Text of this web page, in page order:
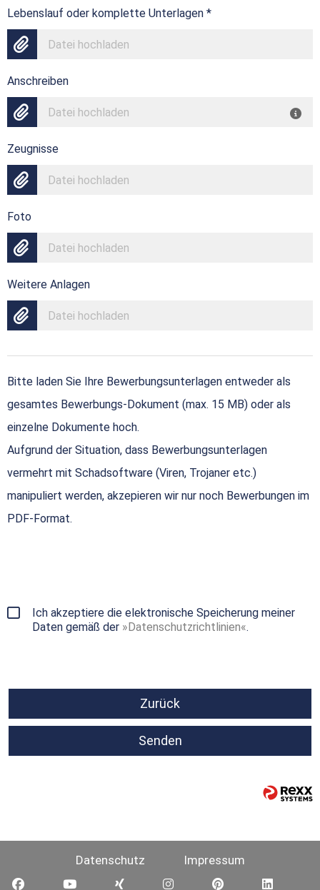
Lebenslauf oder komplette Unterlagen *
Datei hochladen
Anschreiben
Datei hochladen
Zeugnisse
Datei hochladen
Foto
Datei hochladen
Weitere Anlagen
Datei hochladen
Bitte laden Sie Ihre Bewerbungsunterlagen entweder als
gesamtes Bewerbungs-Dokument (max. 15 MB) oder als
einzelne Dokumente hoch.
Aufgrund der Situation, dass Bewerbungsunterlagen
vermehrt mit Schadsoftware (Viren, Trojaner etc.)
manipuliert werden, akzepieren wir nur noch Bewerbungen im
PDF-Format.
Ich akzeptiere die elektronische Speicherung meiner
Daten gemäß der
Datenschutzrichtlinien .
Zurück
Senden
Datenschutz Impressum